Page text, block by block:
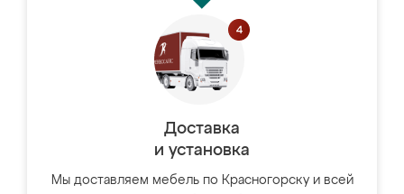
Доставка
и установка
Мы доставляем мебель по Красногорску и всей